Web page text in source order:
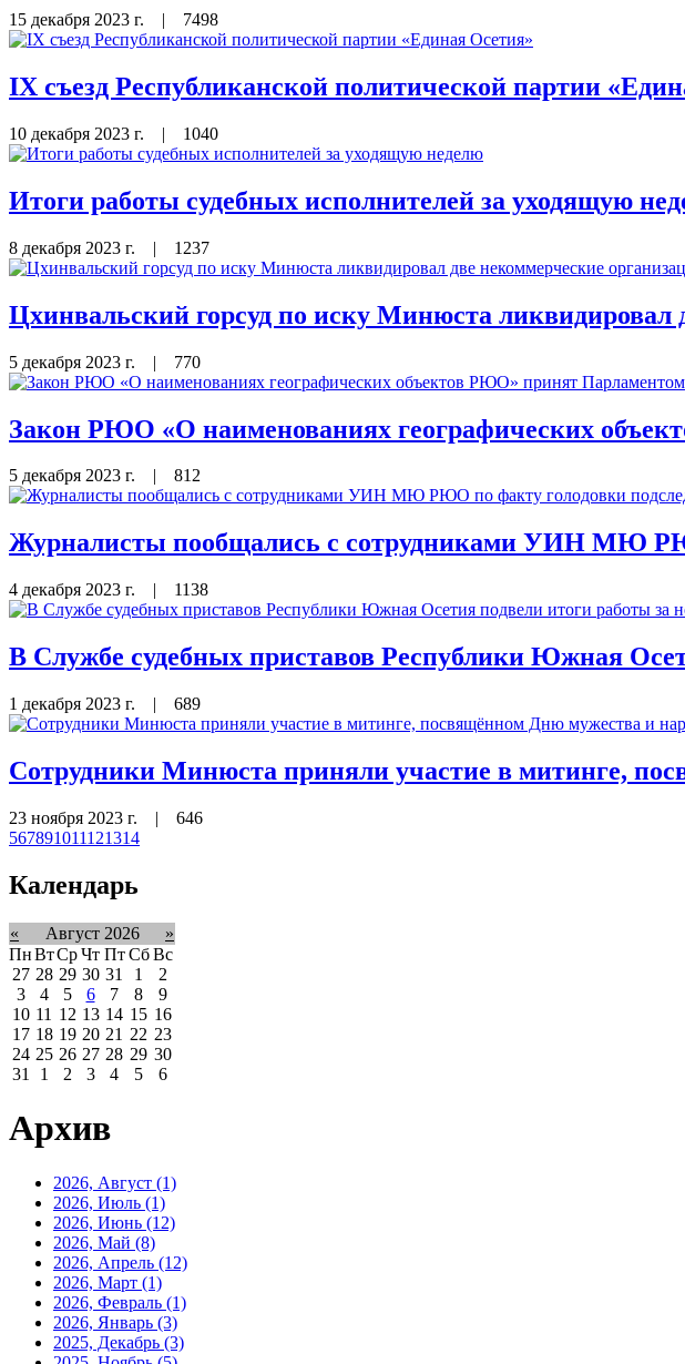
15 декабря 2023 г. | 7498
IX съезд Республиканской политической партии
10 декабря 2023 г. | 1040
Итоги работы судебных исполнителей за уходящую
8 декабря 2023 г. | 1237
Цхинвальский горсуд по иску Минюста ликвидировал
5 декабря 2023 г. | 770
Закон РЮО «О наименованиях географических
5 декабря 2023 г. | 812
Журналисты пообщались с сотрудниками УИН МЮ
4 декабря 2023 г. | 1138
В Службе судебных приставов Республики Южная
1 декабря 2023 г. | 689
Сотрудники Минюста приняли участие в митинге,
23 ноября 2023 г. | 646
567891011121314
Календарь
« Август 2026
»
ПнВтСрЧт Пт Сб Вс
27 28 29 30 31 1
2
3
4 5 6 7 8
9
10 11 12 13 14 15 16
17 18 19 20 21 22 23
24 25 26 27 28 29 30
31
1 2 3 4 5 6
Архив
2026, Август (1)
2026, Июль (1)
2026, Июнь (12)
2026, Май (8)
2026, Апрель (12)
2026, Март (1)
2026, Февраль (1)
2026, Январь (3)
2025, Декабрь (3)